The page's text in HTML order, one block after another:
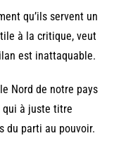
qu’ils servent un
à la critique, veut
est inattaquable.
Nord de notre pays
qui à juste titre
du parti au pouvoir.